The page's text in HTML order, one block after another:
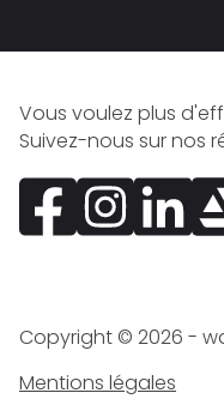
Vous voulez plus
Suivez-nous sur nos
Facebook
Copyright © 2026 -
Mentions légales